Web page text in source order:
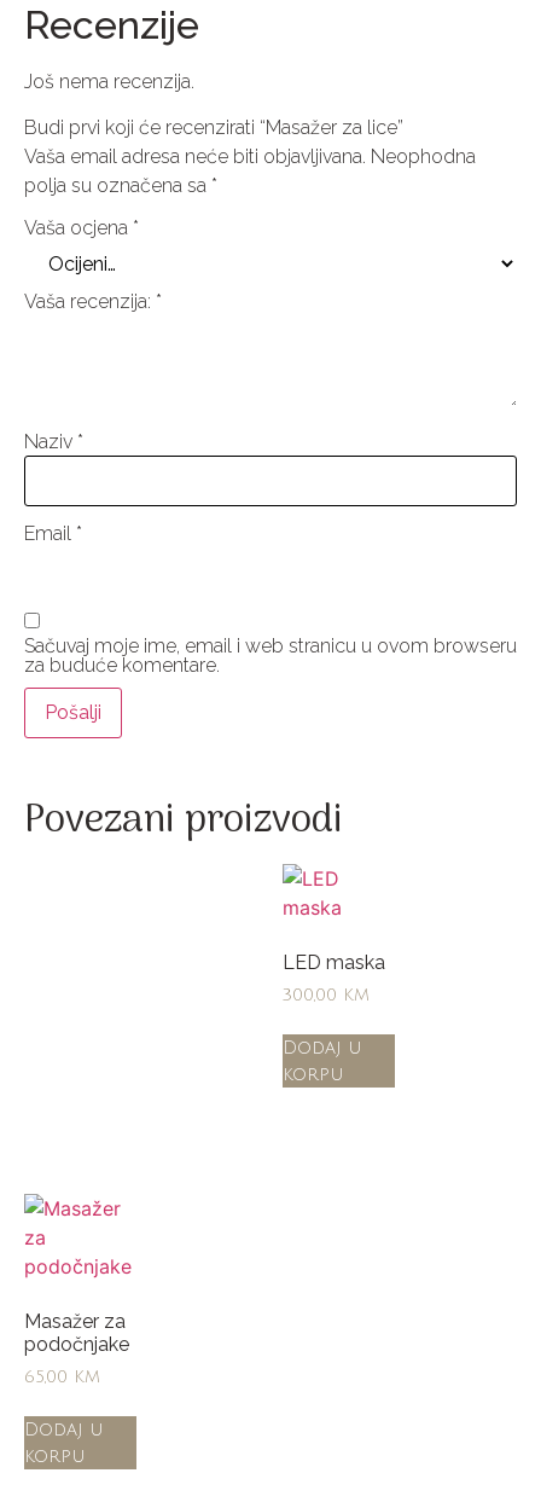
Recenzije
Još nema recenzija.
Budi prvi koji će recenzirati “Masažer za lice”
Vaša email adresa neće biti objavljivana. Neophodna
polja su označena sa *
Vaša ocjena *
Vaša recenzija: *
Naziv *
Email *
Sačuvaj moje ime, email i web stranicu u ovom browseru
za buduće komentare.
Povezani proizvodi
LED maska
300,00 KM
Dodaj u
korpu
Masažer za
podočnjake
65,00 KM
Dodaj u
korpu